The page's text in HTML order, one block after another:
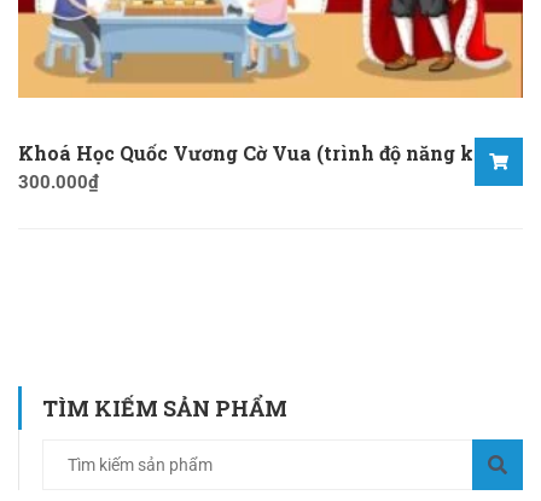
Khoá Học Quốc Vương Cờ Vua (trình độ năng khiếu)
300.000₫
TÌM KIẾM SẢN PHẨM